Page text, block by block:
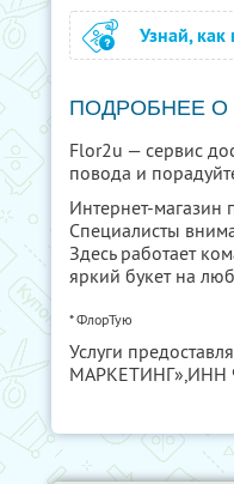
Узнай, как
ПОДРОБНЕЕ
Flor2u — сервис
повода и
Интернет-магазин
Специалисты
Здесь работает
яркий букет на
* ФлорТую
Услуги
МАРКЕТИНГ»,ИНН